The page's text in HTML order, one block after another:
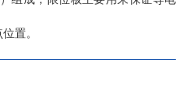
置。